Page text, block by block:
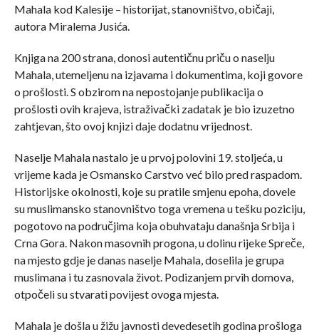
Mahala kod Kalesije – historijat, stanovništvo, običaji,
autora Miralema Jusića.
Knjiga na 200 strana, donosi autentičnu priču o naselju
Mahala, utemeljenu na izjavama i dokumentima, koji govore
o prošlosti. S obzirom na nepostojanje publikacija o
prošlosti ovih krajeva, istraživački zadatak je bio izuzetno
zahtjevan, što ovoj knjizi daje dodatnu vrijednost.
Naselje Mahala nastalo je u prvoj polovini 19. stoljeća, u
vrijeme kada je Osmansko Carstvo već bilo pred raspadom.
Historijske okolnosti, koje su pratile smjenu epoha, dovele
su muslimansko stanovništvo toga vremena u tešku poziciju,
pogotovo na područjima koja obuhvataju današnja Srbija i
Crna Gora. Nakon masovnih progona, u dolinu rijeke Spreče,
na mjesto gdje je danas naselje Mahala, doselila je grupa
muslimana i tu zasnovala život. Podizanjem prvih domova,
otpočeli su stvarati povijest ovoga mjesta.
Mahala je došla u žižu javnosti devedesetih godina prošloga